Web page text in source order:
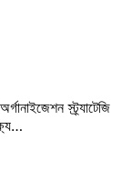
স্ট্র্যাটেজি